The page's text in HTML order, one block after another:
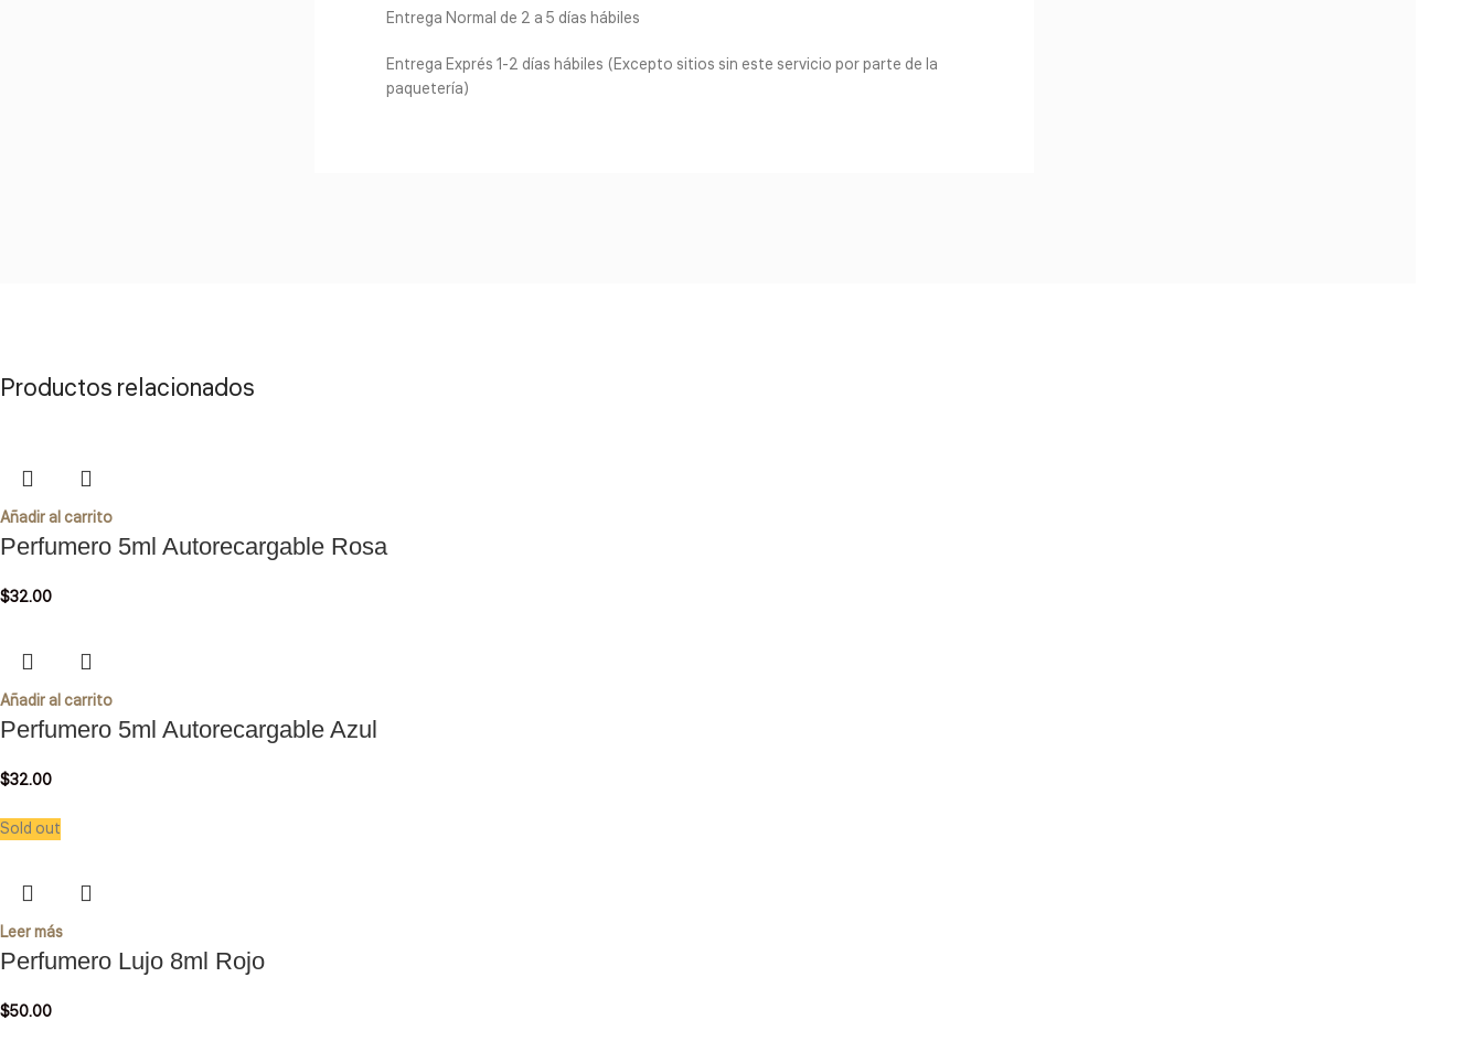
Entrega Normal de 2 a 5 días hábiles
Entrega Exprés 1-2 días hábiles (Excepto sitios sin este servicio por parte de la
paquetería)
Productos relacionados
Añadir al carrito
Perfumero 5ml Autorecargable Rosa
$32.00
Añadir al carrito
Perfumero 5ml Autorecargable Azul
$32.00
Sold out
Leer más
Perfumero Lujo 8ml Rojo
$50.00